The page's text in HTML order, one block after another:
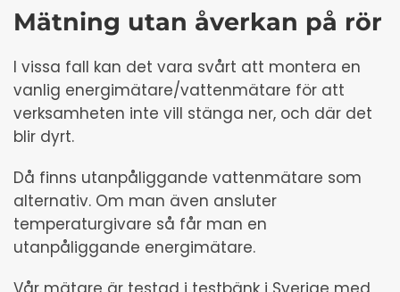
Mätning utan åverkan på rör
I vissa fall kan det vara svårt att montera en
vanlig energimätare/vattenmätare för att
verksamheten inte vill stänga ner, och där det
blir dyrt.
Då finns utanpåliggande vattenmätare som
alternativ. Om man även ansluter
temperaturgivare så får man en
utanpåliggande energimätare.